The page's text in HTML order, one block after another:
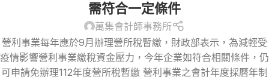
需符合一定條件
萬集會計師事務所
營利事業每年應於9月辦理營所稅暫繳，財政部表示，為減輕受
疫情影響營利事業繳稅資金壓力，今年企業如符合相關條件，仍
可申請免辦理112年度營所稅暫繳 營利事業之會計年度採曆年制